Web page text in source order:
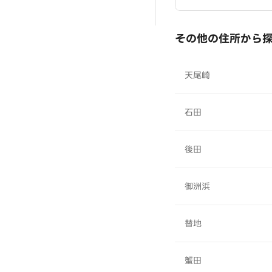
その他の住所から
天尾崎
石田
後田
御洲浜
替地
蟹田